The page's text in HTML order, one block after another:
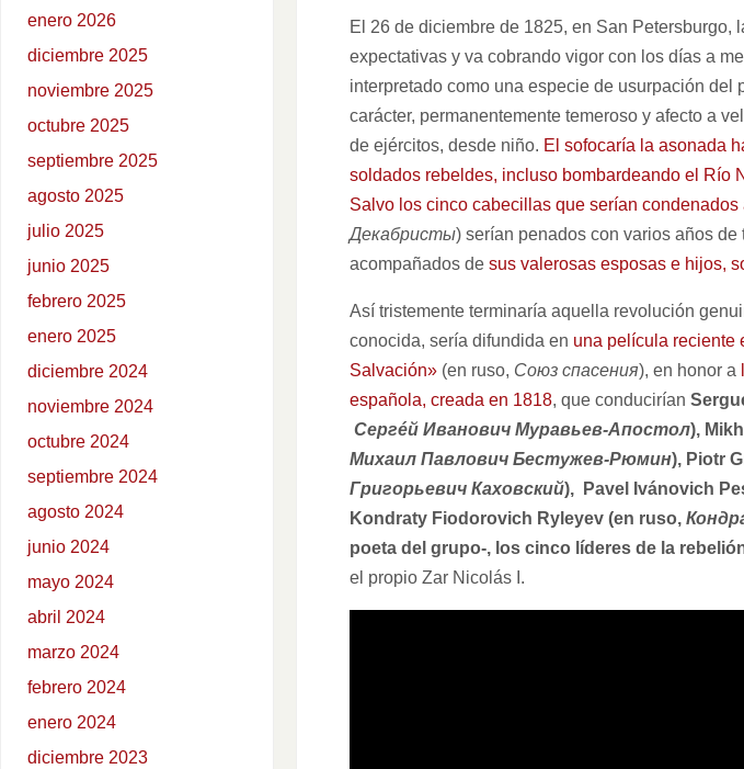
El 26 de diciembre de 1825, en San
expectativas y va cobrando vigor con los días a
interpretado como una especie de usurpación
carácter, permanentemente temeroso y afecto a
de ejércitos, desde niño. El sofocaría la asonada
soldados rebeldes, incluso bombardeando el Río
Salvo los cinco cabecillas que serían condenados
Декабристы) serían penados con varios años
acompañados de sus valerosas esposas e hijos,
Así tristemente terminaría aquella revolución
conocida, sería difundida en una película reciente
Salvación» (en ruso, Союз спасения), en honor a
española, creada en 1818, que conducirían
Сергéй Иванович Муравьев-Апостол),
Михаил Павлович Бестужев-Рюмин), Piotr
Григорьевич Каховский), Pavel Ivánovich
Kondraty Fiodorovich Ryleyev (en ruso,
poeta del grupo-, los cinco líderes de la
el propio Zar Nicolás I.
enero 2026
diciembre 2025
noviembre 2025
octubre 2025
septiembre 2025
agosto 2025
julio 2025
junio 2025
febrero 2025
enero 2025
diciembre 2024
noviembre 2024
octubre 2024
septiembre 2024
agosto 2024
junio 2024
mayo 2024
abril 2024
marzo 2024
febrero 2024
enero 2024
diciembre 2023